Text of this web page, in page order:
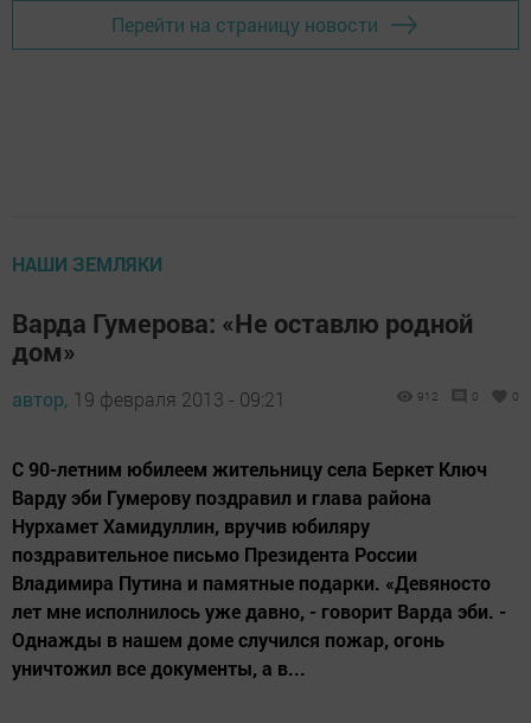
Перейти на страницу новости
НАШИ ЗЕМЛЯКИ
Варда Гумерова: «Не оставлю родной
дом»
автор, 19 февраля 2013 - 09:21 912 0 0
С 90-летним юбилеем жительницу села Беркет Ключ
Варду эби Гумерову поздравил и глава района
Нурхамет Хамидуллин, вручив юбиляру
поздравительное письмо Президента России
Владимира Путина и памятные подарки. «Девяносто
лет мне исполнилось уже давно, - говорит Варда эби. -
Однажды в нашем доме случился пожар, огонь
уничтожил все документы, а в...